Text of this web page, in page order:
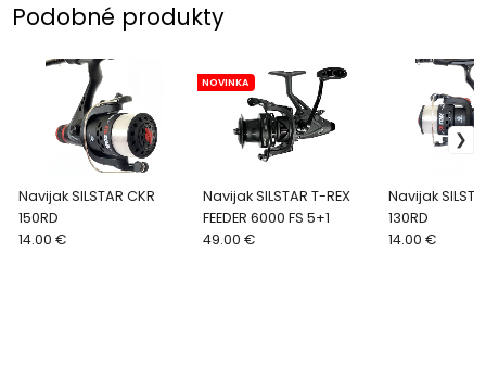
Podobné produkty
Navijak SILSTAR CKR
150RD
14.00 €
Navijak SILSTAR T-REX
FEEDER 6000 FS 5+1
NOVINKA
49.00 €
Navijak
130RD
14.00 €